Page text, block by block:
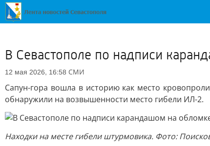
В Севастополе по надписи
12 мая 2026, 16:58 СМИ
Сапун-гора вошла в историю как место
обнаружили на возвышенности место гибели ИЛ-2.
Находки на месте гибели штурмовика. Фото: